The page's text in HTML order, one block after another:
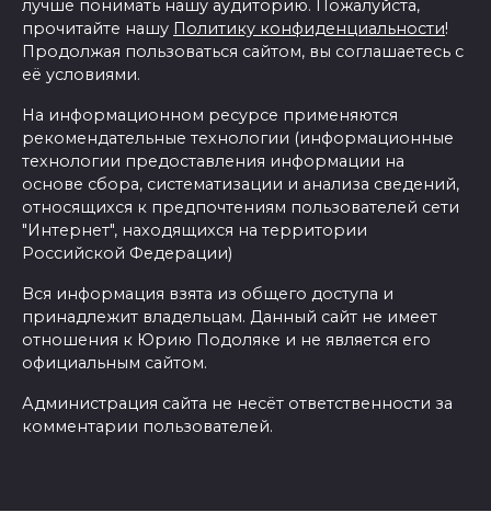
лучше понимать нашу аудиторию. Пожалуйста,
прочитайте нашу Политику конфиденциальности!
Продолжая пользоваться сайтом, вы соглашаетесь с
её условиями.
На информационном ресурсе применяются
рекомендательные технологии (информационные
технологии предоставления информации на
основе сбора, систематизации и анализа сведений,
относящихся к предпочтениям пользователей сети
"Интернет", находящихся на территории
Российской Федерации)
Вся информация взята из общего доступа и
принадлежит владельцам. Данный сайт не имеет
отношения к Юрию Подоляке и не является его
официальным сайтом.
Администрация сайта не несёт ответственности за
комментарии пользователей.